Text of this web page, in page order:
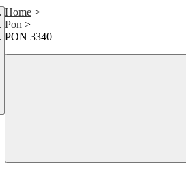
Home >
Pon >
PON 3340